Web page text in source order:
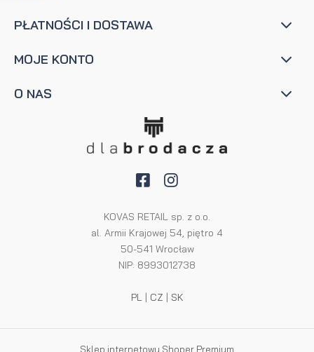
PŁATNOŚCI I DOSTAWA
MOJE KONTO
O NAS
KOVAS RETAIL sp. z o.o.
al. Armii Krajowej 54, piętro 4
50-541 Wrocław
NIP: 8993012738
PL | CZ | SK
Sklep internetowy Shoper Premium